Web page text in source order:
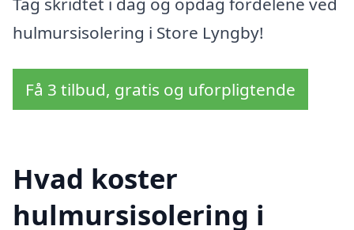
hulmursisolering i Store Lyngby!
Få 3 tilbud, gratis og uforpligtende
Hvad koster
hulmursisolering i